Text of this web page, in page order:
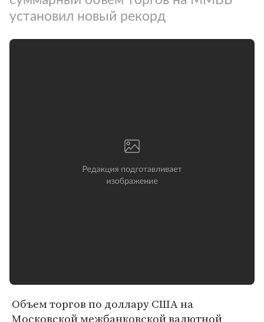
установил новый рекорд
Объем торгов по доллару США на
Московской межбанковской валютной